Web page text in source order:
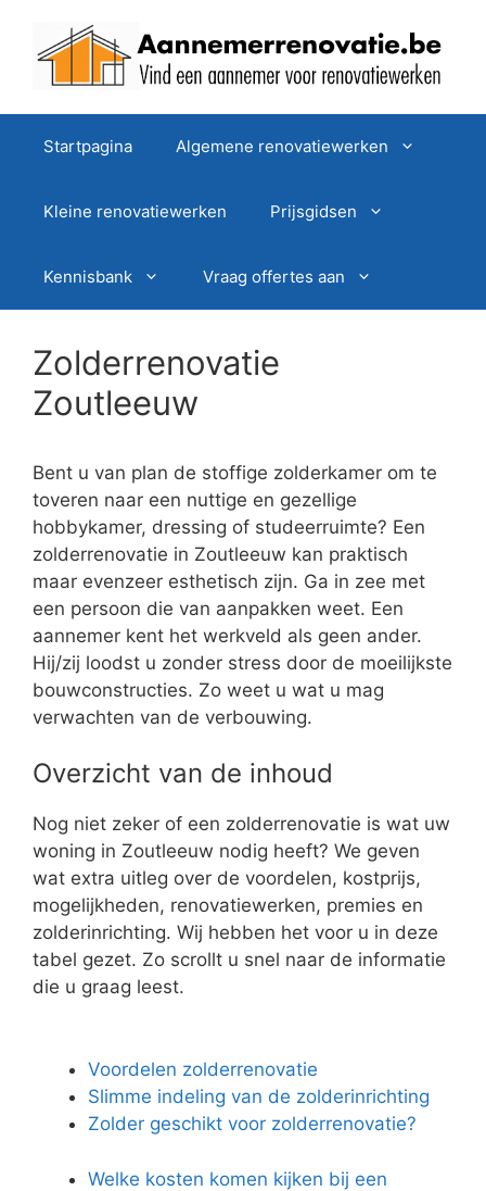
Startpagina Algemene renovatiewerken
Kleine renovatiewerken Prijsgidsen
Kennisbank Vraag offertes aan
Zolderrenovatie
Zoutleeuw
Bent u van plan de stoffige zolderkamer om te
toveren naar een nuttige en gezellige
hobbykamer, dressing of studeerruimte? Een
zolderrenovatie in Zoutleeuw kan praktisch
maar evenzeer esthetisch zijn. Ga in zee met
een persoon die van aanpakken weet. Een
aannemer kent het werkveld als geen ander.
Hij/zij loodst u zonder stress door de moeilijkste
bouwconstructies. Zo weet u wat u mag
verwachten van de verbouwing.
Overzicht van de inhoud
Nog niet zeker of een zolderrenovatie is wat uw
woning in Zoutleeuw nodig heeft? We geven
wat extra uitleg over de voordelen, kostprijs,
mogelijkheden, renovatiewerken, premies en
zolderinrichting. Wij hebben het voor u in deze
tabel gezet. Zo scrollt u snel naar de informatie
die u graag leest.
Voordelen zolderrenovatie
Slimme indeling van de zolderinrichting
Zolder geschikt voor zolderrenovatie?
Welke kosten komen kijken bij een